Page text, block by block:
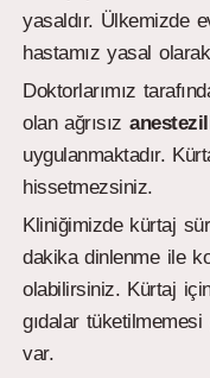
yasaldır. Ülkemizde
hastamız yasal
Doktorlarımız
olan ağrısız
uygulanmaktadır.
hissetmezsiniz.
Kliniğimizde kürtaj
dakika dinlenme ile
olabilirsiniz. Kürtaj
gıdalar
var.